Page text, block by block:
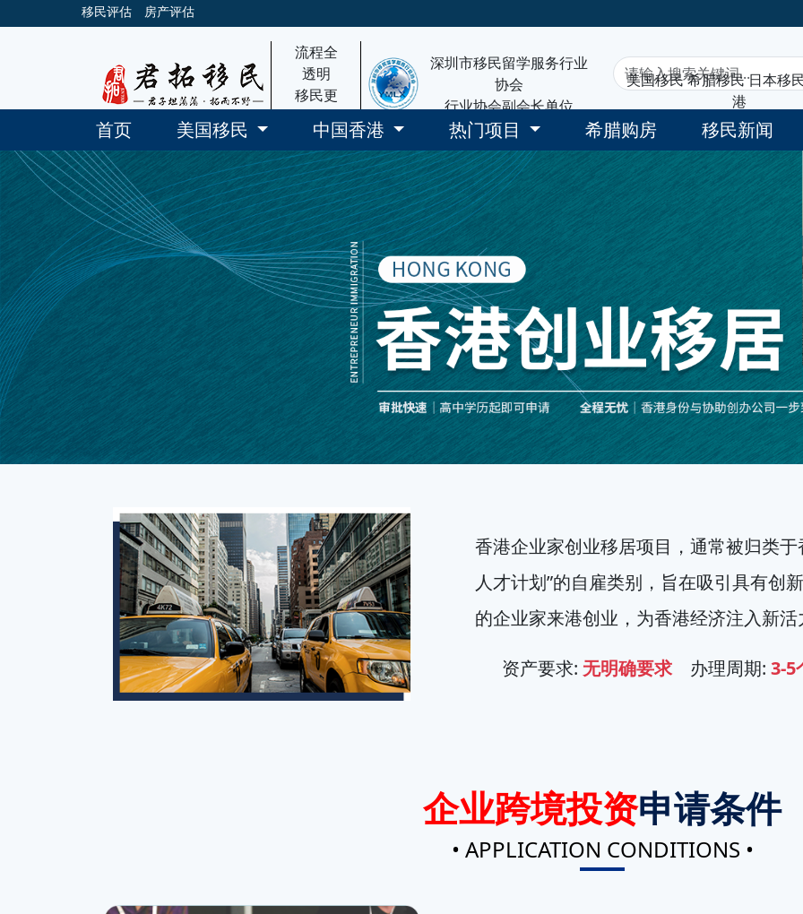
移民评估 房产评估
流程全
透明
移民更
放心
深圳市移民留学服务行业
协会
行业协会副会长单位
美国移民希腊移民日本移
港
首页 美国移民 中国香港 热门项目 希腊购房 移民新闻
香港企业家创业移居项目，通常被归类
人才计划”的自雇类别，旨在吸引具有创
的企业家来港创业，为香港经济注入新活
资产要求: 无明确要求 办理周期: 3-5
企业跨境投资申请条件
• APPLICATION CONDITIONS •